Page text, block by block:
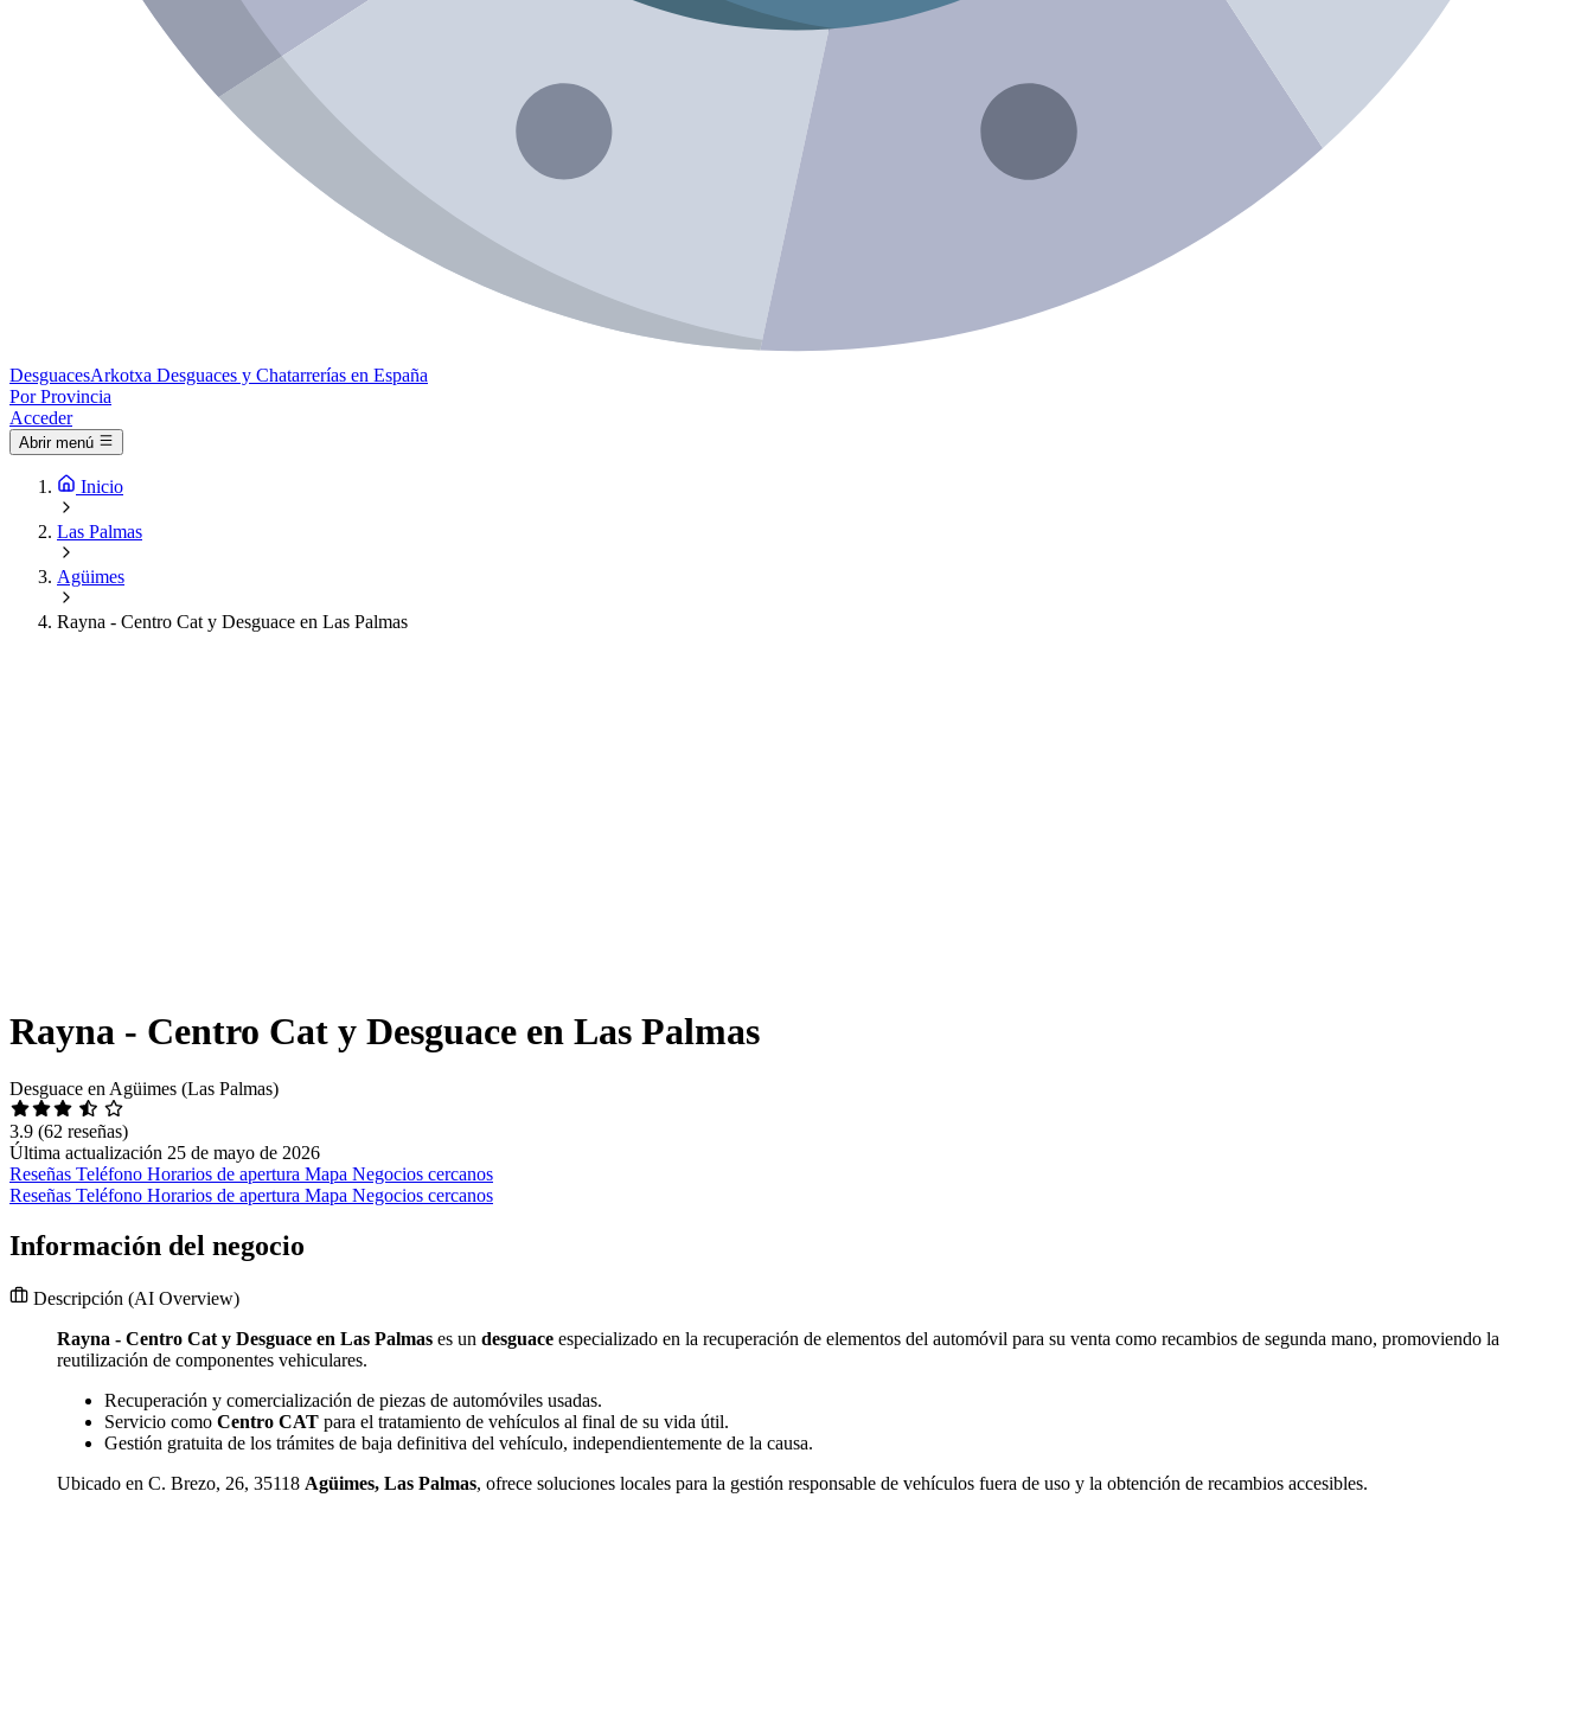
DesguacesArkotxa Desguaces y Chatarrerías en España
Por Provincia
Acceder
Abrir menú
Inicio
Las Palmas
Agüimes
Rayna - Centro Cat y Desguace en Las Palmas
Rayna - Centro Cat y Desguace en Las Palmas
Desguace en Agüimes (Las Palmas)
3.9 (62 reseñas)
Última actualización 25 de mayo de 2026
Reseñas Teléfono Horarios de apertura Mapa Negocios cercanos
Reseñas Teléfono Horarios de apertura Mapa Negocios cercanos
Información del negocio
Descripción (AI Overview)
Rayna - Centro Cat y Desguace en Las Palmas es un desguace especializado en la recuperación de elementos del automóvil para su venta como recambios de segunda mano, promoviendo la
reutilización de componentes vehiculares.
Recuperación y comercialización de piezas de automóviles usadas.
Servicio como Centro CAT para el tratamiento de vehículos al final de su vida útil.
Gestión gratuita de los trámites de baja definitiva del vehículo, independientemente de la causa.
Ubicado en C. Brezo, 26, 35118 Agüimes, Las Palmas, ofrece soluciones locales para la gestión responsable de vehículos fuera de uso y la obtención de recambios accesibles.